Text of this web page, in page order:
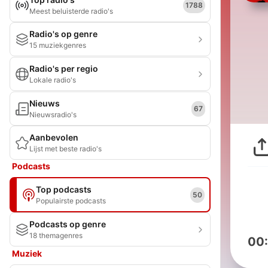
Meest beluisterde radio's
1788
Radio's op genre
15 muziekgenres
Radio's per regio
Lokale radio's
Nieuws
Nieuwsradio's
67
Aanbevolen
Lijst met beste radio's
Podcasts
Top podcasts
Populairste podcasts
50
Podcasts op genre
18 themagenres
Muziek